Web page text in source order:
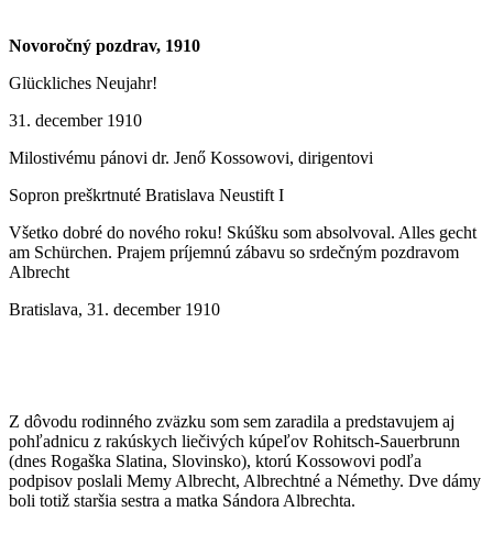
Novoročný pozdrav, 1910
Glückliches Neujahr!
31. december 1910
Milostivému pánovi dr. Jenő Kossowovi, dirigentovi
Sopron preškrtnuté Bratislava Neustift I
Všetko dobré do nového roku! Skúšku som absolvoval. Alles gecht
am Schürchen. Prajem príjemnú zábavu so srdečným pozdravom
Albrecht
Bratislava, 31. december 1910
Z dôvodu rodinného zväzku som sem zaradila a predstavujem aj
pohľadnicu z rakúskych liečivých kúpeľov Rohitsch-Sauerbrunn
(dnes Rogaška Slatina, Slovinsko), ktorú Kossowovi podľa
podpisov poslali Memy Albrecht, Albrechtné a Némethy. Dve dámy
boli totiž staršia sestra a matka Sándora Albrechta.